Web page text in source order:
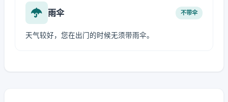
雨伞 不带伞
天气较好，您在出门的时候无须带雨伞。